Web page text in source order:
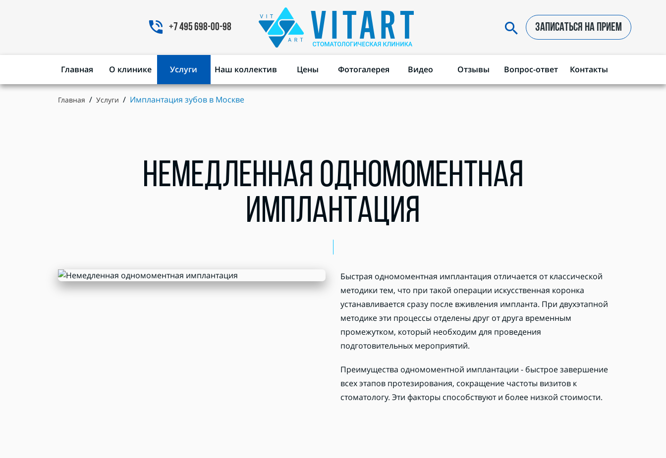
+7 495 698-00-98 ЗАПИСАТЬСЯ НА ПРИЕМ
Главная О клинике Услуги Наш коллектив Цены Фотогалерея Видео Отзывы Вопрос-ответ Контакты
Главная Услуги Имплантация зубов в Москве
НЕМЕДЛЕННАЯ ОДНОМОМЕНТНАЯ
ИМПЛАНТАЦИЯ
Быстрая одномоментная имплантация отличается от классической
методики тем, что при такой операции искусственная коронка
устанавливается сразу после вживления импланта. При двухэтапной
методике эти процессы отделены друг от друга временным
промежутком, который необходим для проведения
подготовительных мероприятий.
Преимущества одномоментной имплантации - быстрое завершение
всех этапов протезирования, сокращение частоты визитов к
стоматологу. Эти факторы способствуют и более низкой стоимости.